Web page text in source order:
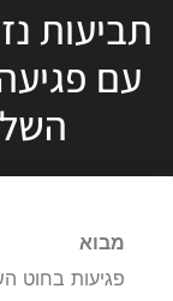
תביעות
עם
מבוא
פגיעות בחוט